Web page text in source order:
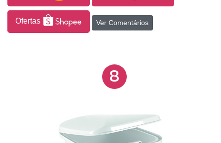
organização do espaço. Sua prática abertura por
pedal permite o descarte de lixo sem o uso das
mãos, promovendo maior higiene.
Ofertas Ver Comentários
8